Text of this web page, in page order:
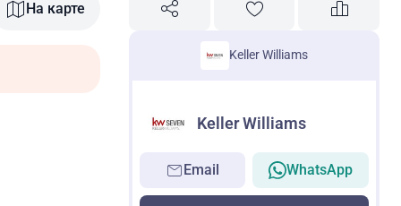
На карте
Keller Williams
Keller Williams
Email WhatsApp